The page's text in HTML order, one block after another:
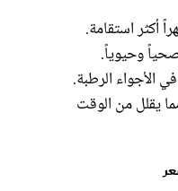
أكثر استقامة.
وحيوياً.
الأجواء الرطبة.
يقلل من الوقت